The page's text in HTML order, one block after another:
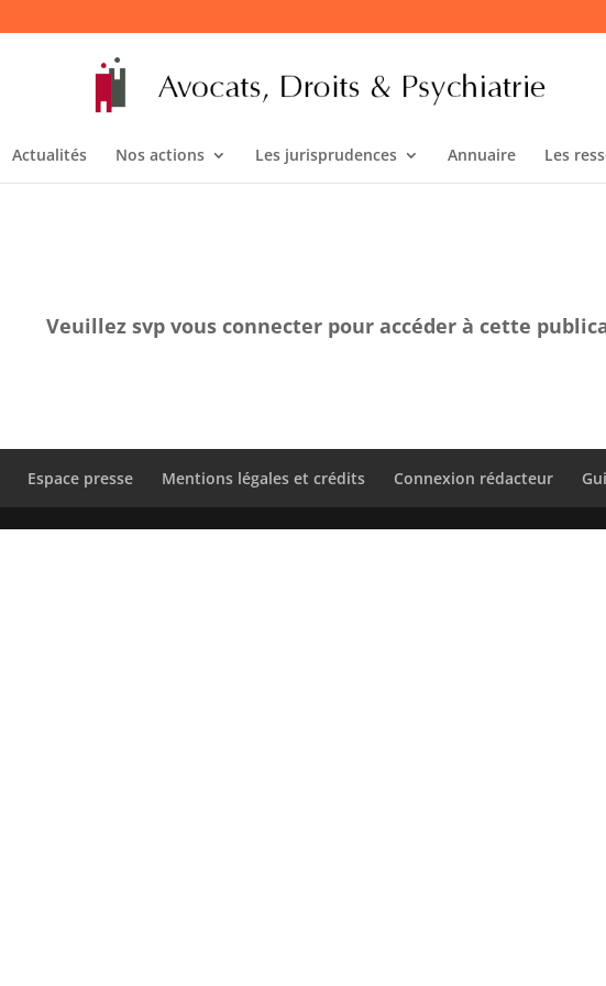
Actualités Nos actions Les jurisprudences Annuaire Les
Veuillez svp vous connecter pour accéder à cette
Espace presse Mentions légales et crédits Connexion rédacteur